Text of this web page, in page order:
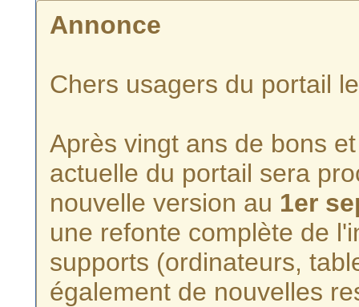
Annonce
Chers usagers du portail
Après vingt ans de bons
actuelle du portail sera
nouvelle version au 1er
une refonte complète de
supports (ordinateurs,
également de nouvelles